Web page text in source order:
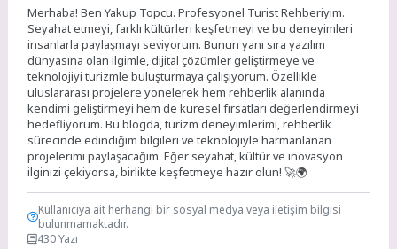
Merhaba! Ben Yakup Topcu. Profesyonel Turist Rehberiyim.
Seyahat etmeyi, farklı kültürleri keşfetmeyi ve bu deneyimleri
insanlarla paylaşmayı seviyorum. Bunun yanı sıra yazılım
dünyasına olan ilgimle, dijital çözümler geliştirmeye ve
teknolojiyi turizmle buluşturmaya çalışıyorum. Özellikle
uluslararası projelere yönelerek hem rehberlik alanında
kendimi geliştirmeyi hem de küresel fırsatları değerlendirmeyi
hedefliyorum. Bu blogda, turizm deneyimlerimi, rehberlik
sürecinde edindiğim bilgileri ve teknolojiyle harmanlanan
projelerimi paylaşacağım. Eğer seyahat, kültür ve inovasyon
ilginizi çekiyorsa, birlikte keşfetmeye hazır olun! 🚀🌍
Kullanıcıya ait herhangi bir sosyal medya veya iletişim bilgisi
bulunmamaktadır.
430 Yazı